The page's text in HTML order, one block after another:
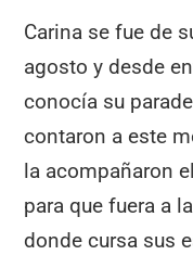
Carina se fue de
agosto y desde
conocía su
contaron a este
la acompañaron
para que fuera a
donde cursa sus